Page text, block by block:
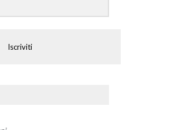
Iscriviti